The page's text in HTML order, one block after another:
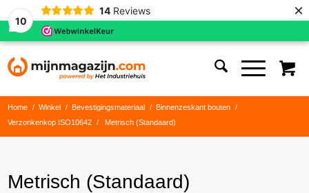
10
14 Reviews ×
Home / Winkel / Bevestigingsmateriaal / Binnenzeskant bouten
/
Verzonkenkop ISO10642
/ Metrisch (Standaard)
Metrisch (Standaard)